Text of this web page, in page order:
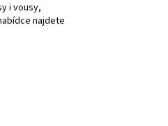
i vousy,
najdete